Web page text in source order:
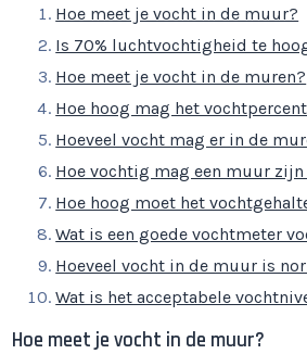
Hoe meet je vocht in de muur?
Is 70% luchtvochtigheid te
Hoe meet je vocht in de muren?
Hoe hoog mag het
Hoeveel vocht mag er in de
Hoe vochtig mag een muur
Hoe hoog moet het
Wat is een goede vochtmeter
Hoeveel vocht in de muur is
Wat is het acceptabele
Hoe meet je vocht in de muur?